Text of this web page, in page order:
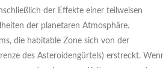
der Effekte einer teilweisen
der planetaren Atmosphäre.
die habitable Zone sich von der
des Asteroidengürtels) erstreckt.